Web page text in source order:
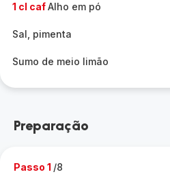
1 cl cafAlho em pó
Sal, pimenta
Sumo de meio limão
Preparação
Passo 1 /8